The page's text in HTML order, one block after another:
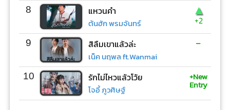
8 แหวนคำ
ต้นฮัก พรมจันทร์
▲
+2
9 สิลืมเขาแล้วล่ะ
เน็ค นฤพล ft.Wanmai
-
10 รักไม่ไหวแล้วโว้ย
โจอี้ ภูวศิษฐ์
+New
Entry